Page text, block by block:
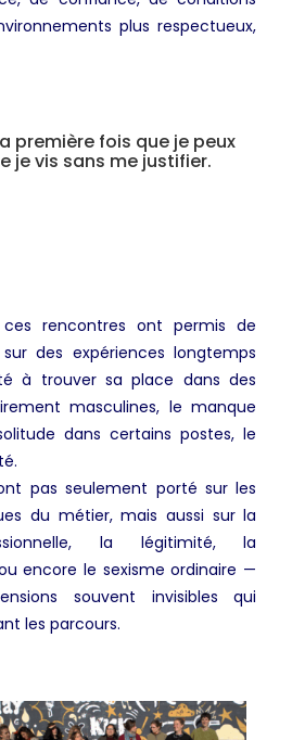
plus respectueux,
première fois que je peux
je vis sans me justifier.
ces rencontres ont permis de
des expériences longtemps
à trouver sa place dans des
masculines, le manque
dans certains postes, le
pas seulement porté sur les
du métier, mais aussi sur la
la légitimité, la
encore le sexisme ordinaire —
souvent invisibles qui
les parcours.